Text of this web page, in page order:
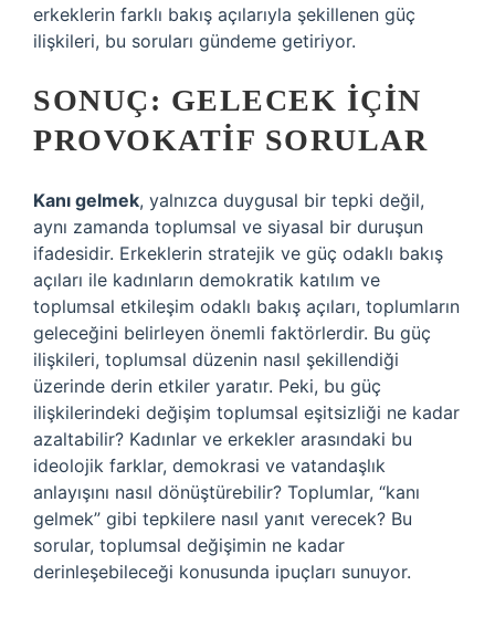
erkeklerin farklı bakış açılarıyla şekillenen güç
ilişkileri, bu soruları gündeme getiriyor.
SONUÇ: GELECEK İÇIN
PROVOKATIF SORULAR
Kanı gelmek, yalnızca duygusal bir tepki değil,
aynı zamanda toplumsal ve siyasal bir duruşun
ifadesidir. Erkeklerin stratejik ve güç odaklı bakış
açıları ile kadınların demokratik katılım ve
toplumsal etkileşim odaklı bakış açıları, toplumların
geleceğini belirleyen önemli faktörlerdir. Bu güç
ilişkileri, toplumsal düzenin nasıl şekillendiği
üzerinde derin etkiler yaratır. Peki, bu güç
ilişkilerindeki değişim toplumsal eşitsizliği ne kadar
azaltabilir? Kadınlar ve erkekler arasındaki bu
ideolojik farklar, demokrasi ve vatandaşlık
anlayışını nasıl dönüştürebilir? Toplumlar, “kanı
gelmek” gibi tepkilere nasıl yanıt verecek? Bu
sorular, toplumsal değişimin ne kadar
derinleşebileceği konusunda ipuçları sunuyor.